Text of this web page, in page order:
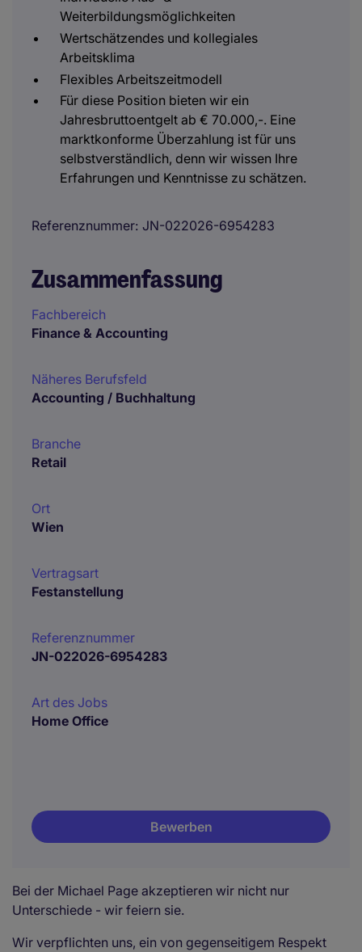
Weiterbildungsmöglichkeiten
Wertschätzendes und kollegiales
Arbeitsklima
Flexibles Arbeitszeitmodell
Für diese Position bieten wir ein
Jahresbruttoentgelt ab € 70.000,-. Eine
marktkonforme Überzahlung ist für uns
selbstverständlich, denn wir wissen Ihre
Erfahrungen und Kenntnisse zu schätzen.
Referenznummer JN-022026-6954283
Zusammenfassung
Fachbereich
Finance & Accounting
Näheres Berufsfeld
Accounting / Buchhaltung
Branche
Retail
Ort
Wien
Vertragsart
Festanstellung
Referenznummer
JN-022026-6954283
Art des Jobs
Home Office
Bewerben
Bei der Michael Page akzeptieren wir nicht nur
Unterschiede - wir feiern sie.
Wir verpflichten uns, ein von gegenseitigem Respekt